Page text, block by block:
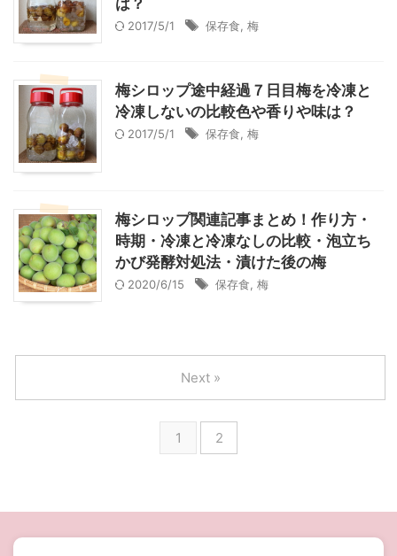
は？
2017/5/1 保存食 梅
梅シロップ途中経過７日目梅を冷凍と
冷凍しないの比較色や香りや味は？
2017/5/1 保存食 梅
梅シロップ関連記事まとめ！作り方・
時期・冷凍と冷凍なしの比較・泡立ち
かび発酵対処法・漬けた後の梅
2020/6/15 保存食 梅
1 2
Next »